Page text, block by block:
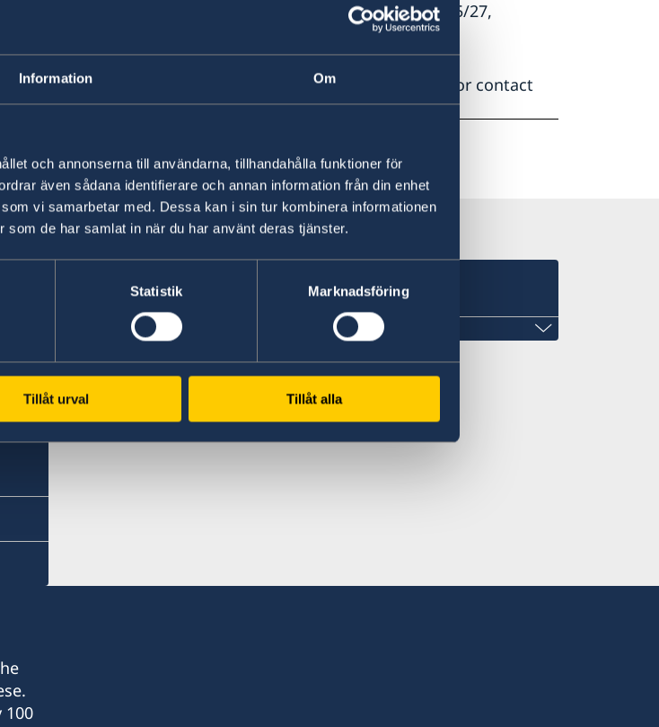
Information Om
och annonserna till användarna, tillhandahålla funktioner för
även sådana identifierare och annan information från din enhet
vi samarbetar med. Dessa kan i sin tur kombinera informationen
de har samlat in när du har använt deras tjänster.
Statistik Marknadsföring
Tillåt urval Tillåt alla
Square Business Park, 4th Floor – Wing B, Plot No 75/27,
regarding visa applications, please visit this
or contact
+255 22 2221915
2021, 11.04 AM
Swedish Consulates
Zanzibar
+255 746 101 674
100